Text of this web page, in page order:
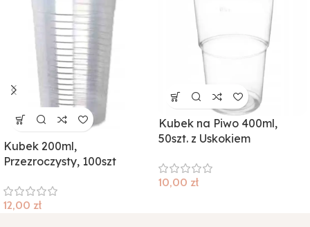
Kubek 200ml,
Przezroczysty, 100szt
12,00 zł
Kubek na Piwo 400ml,
50szt. z Uskokiem
10,00 zł